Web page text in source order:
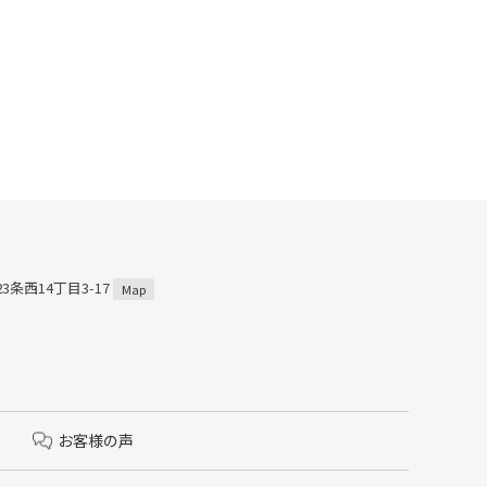
条西14丁目3-17 Map
お客様の声